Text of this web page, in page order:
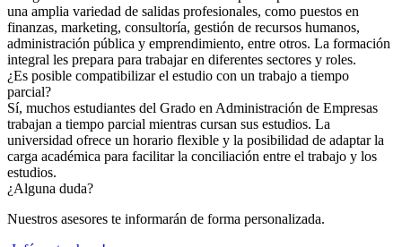
una amplia variedad de salidas profesionales, como puestos en
finanzas, marketing, consultoría, gestión de recursos humanos,
administración pública y emprendimiento, entre otros. La formación
integral les prepara para trabajar en diferentes sectores y roles.
¿Es posible compatibilizar el estudio con un trabajo a tiempo
parcial?
Sí, muchos estudiantes del Grado en Administración de Empresas
trabajan a tiempo parcial mientras cursan sus estudios. La
universidad ofrece un horario flexible y la posibilidad de adaptar la
carga académica para facilitar la conciliación entre el trabajo y los
estudios.
¿Alguna duda?
Nuestros asesores te informarán de forma personalizada.